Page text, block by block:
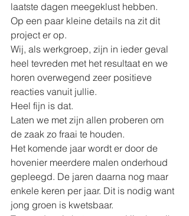
laatste dagen meegeklust hebben.
Op een paar kleine details na zit dit
project er op.
Wij, als werkgroep, zijn in ieder geval
heel tevreden met het resultaat en we
horen overwegend zeer positieve
reacties vanuit jullie.
Heel fijn is dat.
Laten we met zijn allen proberen om
de zaak zo fraai te houden.
Het komende jaar wordt er door de
hovenier meerdere malen onderhoud
gepleegd. De jaren daarna nog maar
enkele keren per jaar. Dit is nodig want
jong groen is kwetsbaar.